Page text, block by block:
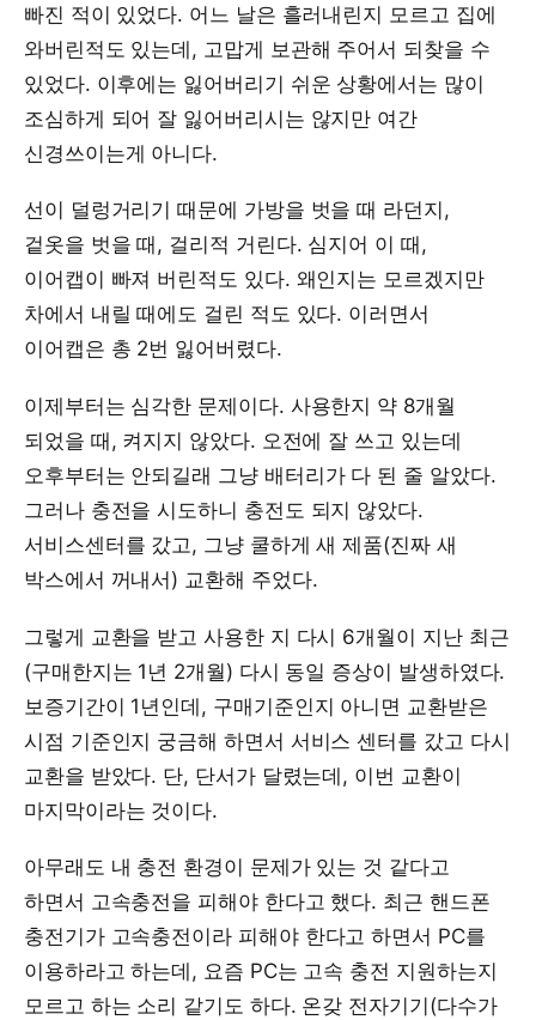
빠진 적이 있었다. 어느 날은 흘러내린지 모르고 집에
와버린적도 있는데, 고맙게 보관해 주어서 되찾을 수
있었다. 이후에는 잃어버리기 쉬운 상황에서는 많이
조심하게 되어 잘 잃어버리시는 않지만 여간
신경쓰이는게 아니다.
선이 덜렁거리기 때문에 가방을 벗을 때 라던지,
겉옷을 벗을 때, 걸리적 거린다. 심지어 이 때,
이어캡이 빠져 버린적도 있다. 왜인지는 모르겠지만
차에서 내릴 때에도 걸린 적도 있다. 이러면서
이어캡은 총 2번 잃어버렸다.
이제부터는 심각한 문제이다. 사용한지 약 8개월
되었을 때, 켜지지 않았다. 오전에 잘 쓰고 있는데
오후부터는 안되길래 그냥 배터리가 다 된 줄 알았다.
그러나 충전을 시도하니 충전도 되지 않았다.
서비스센터를 갔고, 그냥 쿨하게 새 제품(진짜 새
박스에서 꺼내서) 교환해 주었다.
그렇게 교환을 받고 사용한 지 다시 6개월이 지난 최근
(구매한지는 1년 2개월) 다시 동일 증상이 발생하였다.
보증기간이 1년인데, 구매기준인지 아니면 교환받은
시점 기준인지 궁금해 하면서 서비스 센터를 갔고 다시
교환을 받았다. 단, 단서가 달렸는데, 이번 교환이
마지막이라는 것이다.
아무래도 내 충전 환경이 문제가 있는 것 같다고
하면서 고속충전을 피해야 한다고 했다. 최근 핸드폰
충전기가 고속충전이라 피해야 한다고 하면서 PC를
이용하라고 하는데, 요즘 PC는 고속 충전 지원하는지
모르고 하는 소리 같기도 하다. 온갖 전자기기(다수가